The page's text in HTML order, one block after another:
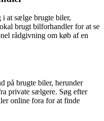
i at sælge brugte biler,
brugt bilforhandler for at se
rådgivning om køb af en
på brugte biler, herunder
private sælgere. Søg efter
online fora for at finde